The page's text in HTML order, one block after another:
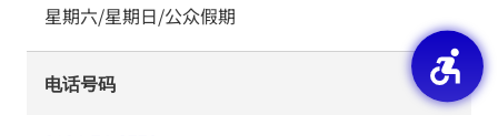
星期六/星期日/公众假期
电话号码